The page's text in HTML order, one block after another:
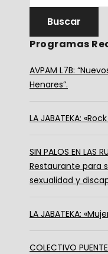
Programas
AVPAM L7B:
Henares”.
LA JABATEKA:
SIN PALOS EN LAS
Restaurante para
sexualidad y
LA JABATEKA:
COLECTIVO